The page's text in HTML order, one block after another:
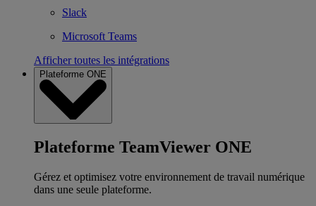
Slack
Microsoft Teams
Afficher toutes les intégrations
Plateforme ONE
Plateforme TeamViewer ONE
Gérez et optimisez votre environnement de travail numérique
dans une seule plateforme.